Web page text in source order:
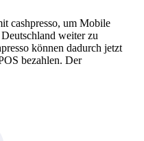
cashpresso, um Mobile
weiter zu
können dadurch jetzt
bezahlen. Der